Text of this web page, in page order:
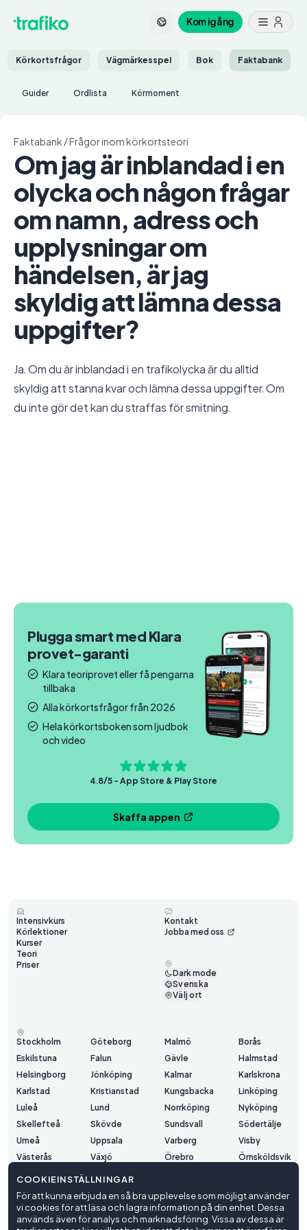
Kom igång
Körkortsfrågor Vägmärkesspel Bok Faktabank
Guider Ordlista Körmoment
Faktabank /Frågor inom körkortsteori
Om jag är inblandad i en
olycka och någon frågar
om namn, adress och
upplysningar om
händelsen, är jag
skyldig att lämna dessa
uppgifter?
Ja. Om du är inblandad i en trafikolycka är du alltid
skyldig att stanna kvar och lämna dessa uppgifter. Om
du inte gör det kan du straffas för smitning.
Plugga smart med Klara
provet-garanti
Klara teoriprovet eller få pengarna
tillbaka
Alla körkortsfrågor från 2026
Hela körkortsboken som ljudbok
och video
4.8/5 - App Store & Play Store
Skaffa appen
Intensivkurs
Körlektioner
Kurser
Teori
Priser
Kontakt
Jobba med oss
Dark mode
Svenska
Välj ort
Stockholm Göteborg Malmö
Borås
Eskilstuna
Falun Gävle
Halmstad
Helsingborg
Jönköping Kalmar
Karlskrona
Karlstad
Kristianstad Kungsbacka
Linköping
Luleå
Lund Norrköping
Nyköping
Skellefteå
Skövde Sundsvall
Södertälje
Umeå
Uppsala Varberg
Visby
Västerås
Växjö Örebro
Örnsköldsvik
Användarvillkor
Integritetspolicy
COOKIEINSTÄLLNINGAR
För att kunna erbjuda en så bra upplevelse som möjligt använder
vi cookies för att läsa och lagra information på din enhet. Dessa
används även för analys och marknadsföring. Vissa av dessa är